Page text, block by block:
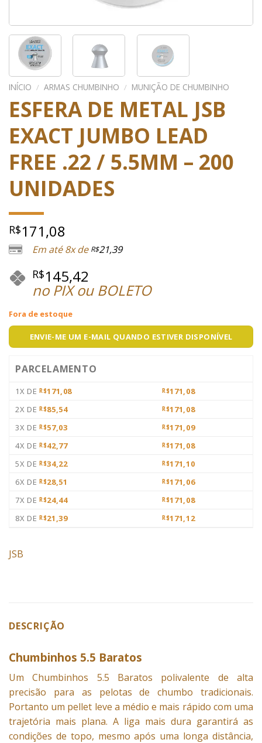
INÍCIO / ARMAS CHUMBINHO / MUNIÇÃO DE CHUMBINHO
ESFERA DE METAL JSB
EXACT JUMBO LEAD
FREE .22 / 5.5MM – 200
UNIDADES
R$171,08
Em até 8x de R$21,39
R$145,42
no PIX ou BOLETO
Fora de estoque
ENVIE-ME UM E-MAIL QUANDO ESTIVER DISPONÍVEL
PARCELAMENTO
1X DE R$171,08 R$171,08
2X DE R$85,54 R$171,08
3X DE R$57,03 R$171,09
4X DE R$42,77 R$171,08
5X DE R$34,22 R$171,10
6X DE R$28,51 R$171,06
7X DE R$24,44 R$171,08
8X DE R$21,39 R$171,12
JSB
DESCRIÇÃO
Chumbinhos 5.5 Baratos
UmChumbinhos 5.5 Baratos polivalente de alta
precisão para as pelotas de chumbo tradicionais.
Portanto um pellet leve a médio e mais rápido com uma
trajetória mais plana. A liga mais dura garantirá as
condições de topo, mesmo após uma longa distância,